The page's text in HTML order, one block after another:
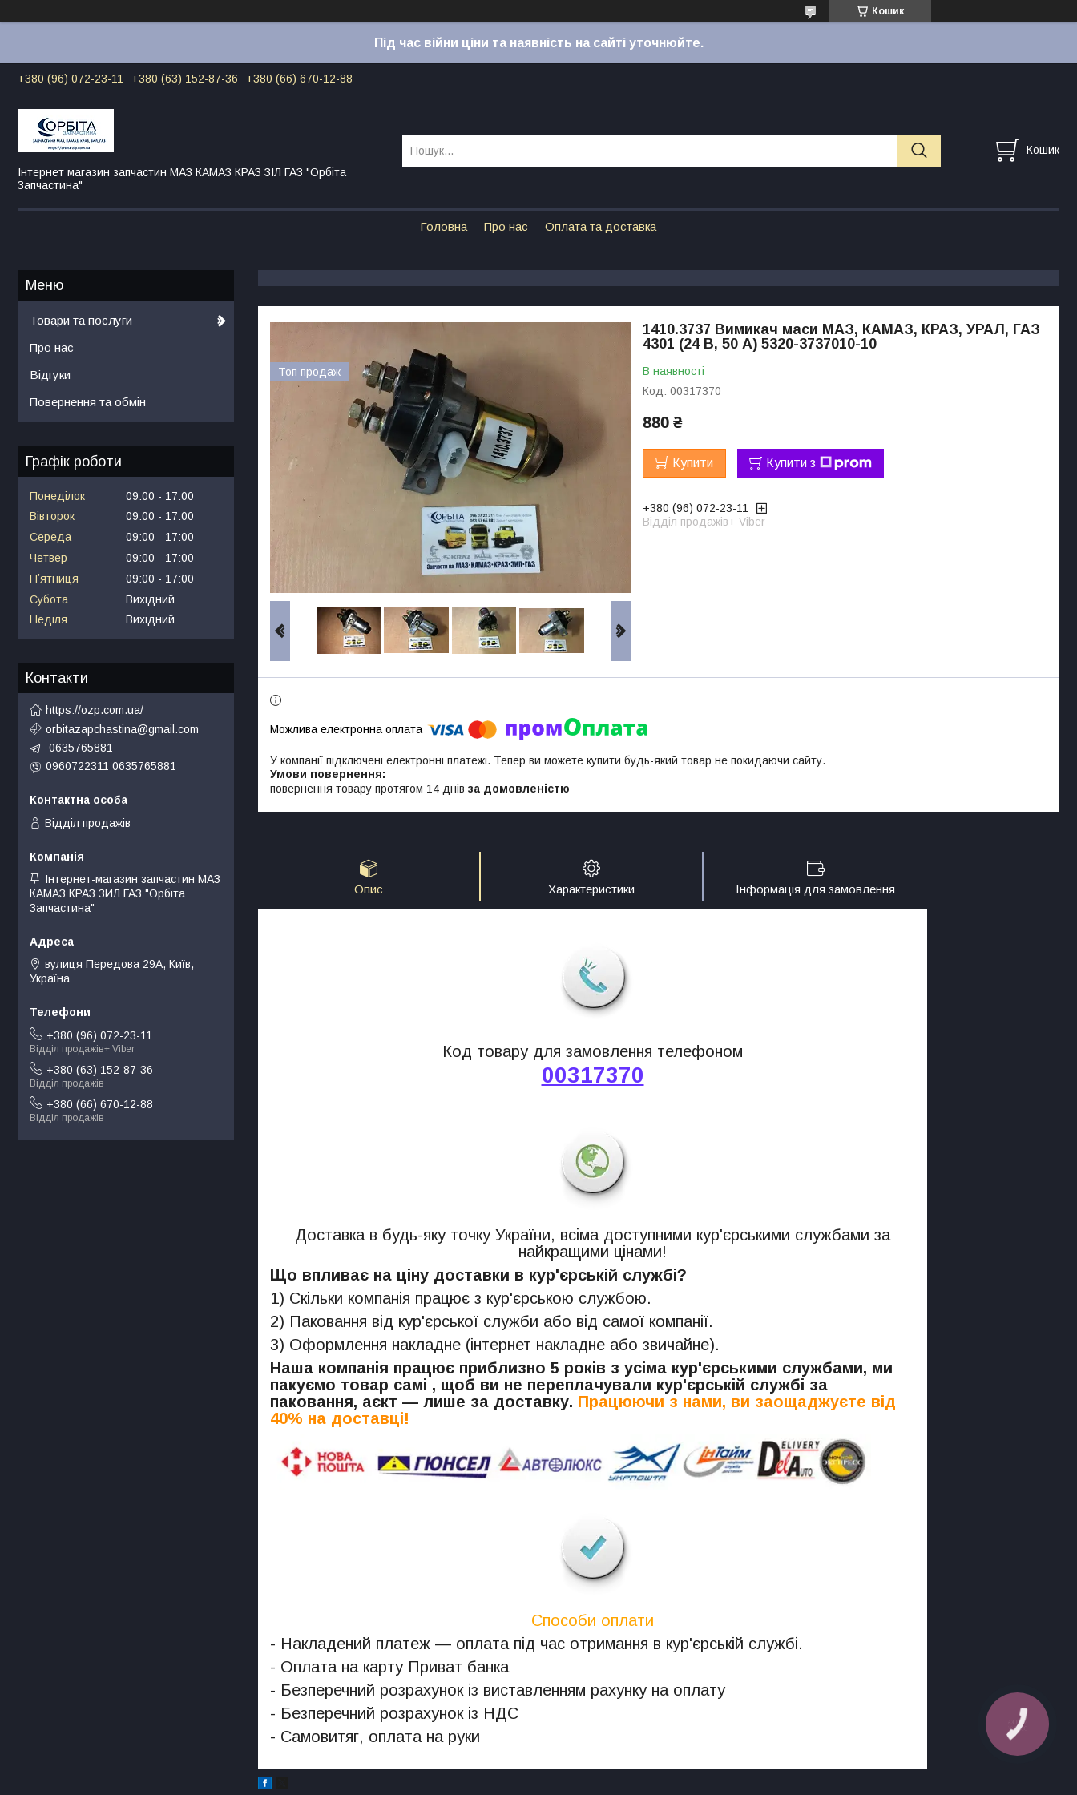
Кошик
Під час війни ціни та наявність на сайті уточнюйте.
+380 (96) 072-23-11 +380 (63) 152-87-36 +380 (66) 670-12-88
Інтернет магазин запчастин МАЗ КАМАЗ КРАЗ ЗІЛ ГАЗ "Орбіта
Запчастина"
Кошик
Головна Про нас Оплата та доставка
Топ продаж
1410.3737 Вимикач маси МАЗ, КАМАЗ, КРАЗ, УРАЛ, ГАЗ
4301 (24 В, 50 А) 5320-3737010-10
В наявності
Код: 00317370
880 ₴
Купити Купити з
+380 (96) 072-23-11
Відділ продажів+ Viber
У компанії підключені електронні платежі. Тепер ви можете купити будь-який товар не покидаючи сайту.
повернення товару протягом 14 днів за домовленістю
Опис Характеристики Інформація для замовлення
Код товару для замовлення телефоном
00317370
Доставка в будь-яку точку України, всіма доступними кур'єрськими службами за
найкращими цінами!
Що впливає на ціну доставки в кур'єрській службі?
1) Скільки компанія працює з кур'єрською службою.
2) Паковання від кур'єрської служби або від самої компанії.
3) Оформлення накладне (інтернет накладне або звичайне).
Наша компанія працює приблизно 5 років з усіма кур'єрськими службами, ми
пакуємо товар самі , щоб ви не переплачували кур'єрській службі за
паковання, аєкт — лише за доставку. Працюючи з нами, ви заощаджуєте від
40% на доставці!
Способи оплати
- Накладений платеж — оплата під час отримання в кур'єрській службі.
- Оплата на карту Приват банка
- Безперечний розрахунок із виставленням рахунку на оплату
- Безперечний розрахунок із НДС
- Самовитяг, оплата на руки
Товари та послуги
Про нас
Відгуки
Повернення та обмін
Графік роботи
Понеділок 09:00
17:00
Вівторок
09:00
17:00
Середа
09:00
17:00
Четвер
09:00
17:00
Пʼятниця
09:00
17:00
Субота
Вихідний
Неділя
Вихідний
Контакти
https://ozp.com.ua/
orbitazapchastina@gmail.com
0635765881
0960722311 0635765881
Відділ продажів
Інтернет-магазин запчастин МАЗ
КАМАЗ КРАЗ ЗИЛ ГАЗ "Орбіта
Запчастина"
вулиця Передова 29А, Київ,
Україна
+380 (96) 072-23-11
Відділ продажів+ Viber
+380 (63) 152-87-36
Відділ продажів
+380 (66) 670-12-88
Відділ продажів
КНОПКА
ЗВ'ЯЗКУ